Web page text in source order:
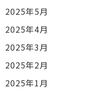
2025年5月
2025年4月
2025年3月
2025年2月
2025年1月